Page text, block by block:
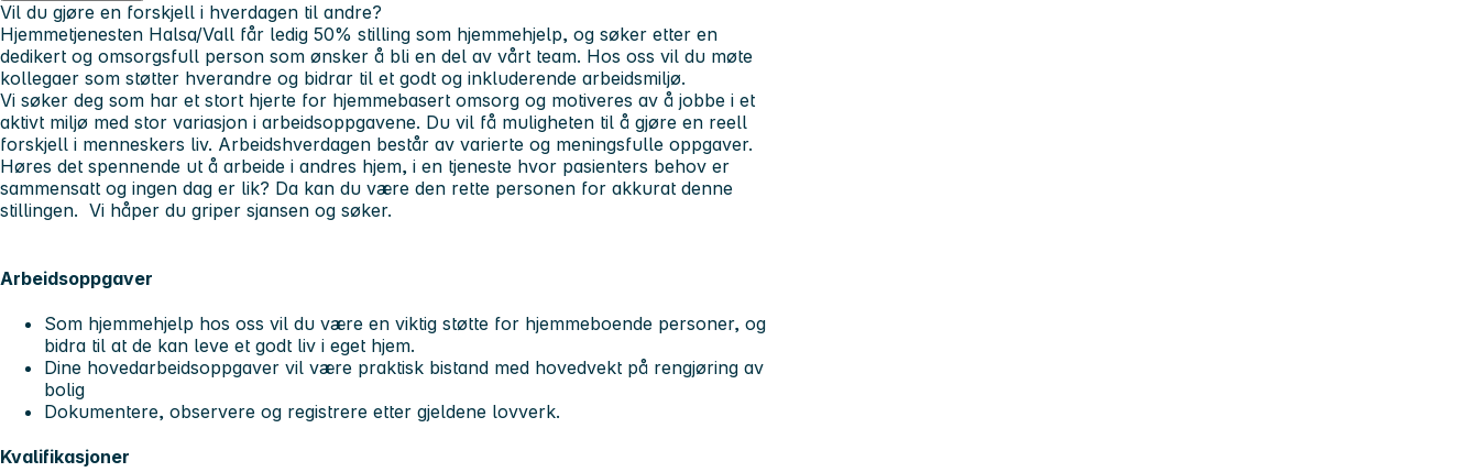
Vil du gjøre en forskjell i hverdagen til andre?
Hjemmetjenesten Halsa/Vall får ledig 50% stilling som hjemmehjelp, og søker etter en
dedikert og omsorgsfull person som ønsker å bli en del av vårt team. Hos oss vil du møte
kollegaer som støtter hverandre og bidrar til et godt og inkluderende arbeidsmiljø.
Vi søker deg som har et stort hjerte for hjemmebasert omsorg og motiveres av å jobbe i et
aktivt miljø med stor variasjon i arbeidsoppgavene. Du vil få muligheten til å gjøre en reell
forskjell i menneskers liv. Arbeidshverdagen består av varierte og meningsfulle oppgaver.
Høres det spennende ut å arbeide i andres hjem, i en tjeneste hvor pasienters behov er
sammensatt og ingen dag er lik? Da kan du være den rette personen for akkurat denne
stillingen. Vi håper du griper sjansen og søker.
Arbeidsoppgaver
Som hjemmehjelp hos oss vil du være en viktig støtte for hjemmeboende personer, og
bidra til at de kan leve et godt liv i eget hjem.
Dine hovedarbeidsoppgaver vil være praktisk bistand med hovedvekt på rengjøring av
bolig
Dokumentere, observere og registrere etter gjeldene lovverk.
Kvalifikasjoner